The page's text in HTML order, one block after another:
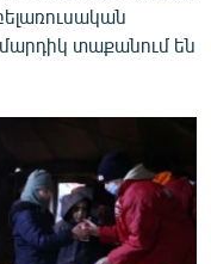
տաքանում են